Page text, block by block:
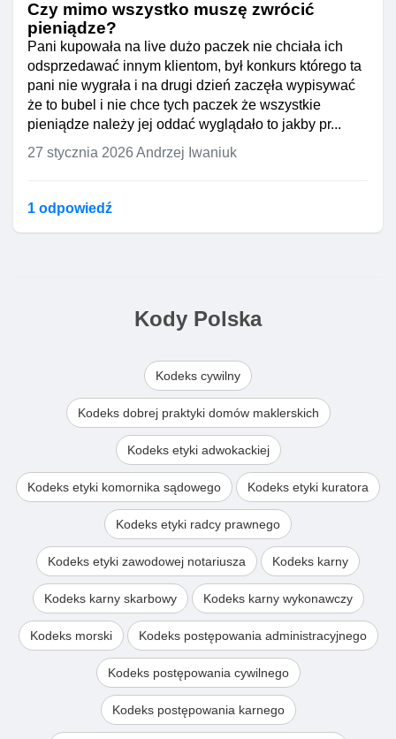
Czy mimo wszystko muszę zwrócić
pieniądze?
Pani kupowała na live dużo paczek nie chciała ich
odsprzedawać innym klientom, był konkurs którego ta
pani nie wygrała i na drugi dzień zaczęła wypisywać
że to bubel i nie chce tych paczek że wszystkie
pieniądze należy jej oddać wyglądało to jakby pr...
27 stycznia 2026 Andrzej Iwaniuk
1 odpowiedź
Kody Polska
Kodeks cywilny
Kodeks dobrej praktyki domów maklerskich
Kodeks etyki adwokackiej
Kodeks etyki komornika sądowego Kodeks etyki kuratora
Kodeks etyki radcy prawnego
Kodeks etyki zawodowej notariusza Kodeks karny
Kodeks karny skarbowy Kodeks karny wykonawczy
Kodeks morski Kodeks postępowania administracyjnego
Kodeks postępowania cywilnego
Kodeks postępowania karnego